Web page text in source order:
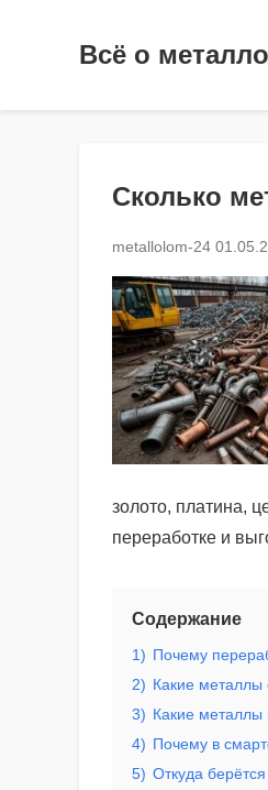
Всё о
Сколько
metallolom-24
золото, платина,
переработке и
Содержание
1) Почему
2) Какие
3) Какие металлы
4) Почему в
5) Откуда